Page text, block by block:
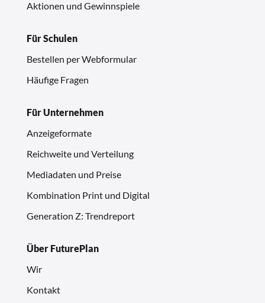
Aktionen und Gewinnspiele
Für Schulen
Bestellen per Webformular
Häufige Fragen
Für Unternehmen
Anzeigeformate
Reichweite und Verteilung
Mediadaten und Preise
Kombination Print und Digital
Generation Z: Trendreport
Über FuturePlan
Wir
Kontakt